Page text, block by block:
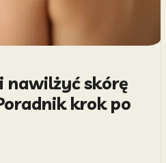
nawilżyć skórę
krok po